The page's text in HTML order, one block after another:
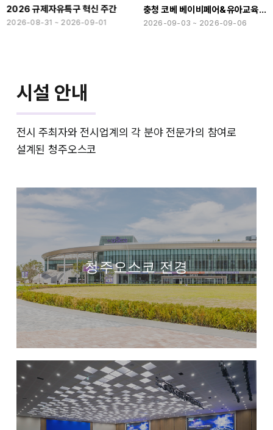
규제자유특구 혁신 주간
08-31 ~ 2026-09-01
충청 코베 베이비페어&유아교육전(하반기)
2026-09-03 ~ 2026-09-06
홈
시설 안내
전시 주최자와 전시업계의 각 분야 전문가의 참여로
설계된 청주오스코
청주오스코 전경